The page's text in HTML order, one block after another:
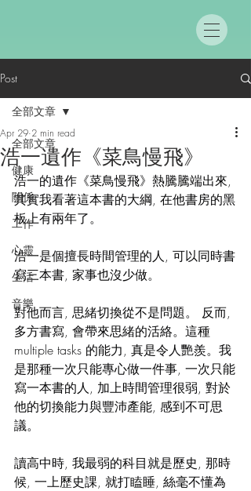
Post
全部文章
健康
關係
工作
心靈
生活
音樂
全部文章
浩一遺作《菜鳥慢飛》
Apr 29 2 min read
浩一的遺作《菜鳥慢飛》熱騰騰端出來,
其實我看著這本書的大綱, 在他書房的黑
板上有兩年了。
浩一是個擅長時間管理的人, 可以同時書
寫三本書, 家事也沒少做。
對他而言, 思緒切換從不是問題。 反而,
多方書寫, 會帶來思緒的活絡。這種
multiple tasks 的能力, 真是令人艷羨。我
是那種一次只能專心做一件事, 一次只能
寫一本書的人, 加上時間管理很弱, 對於
他的切換能力與豐沛產能, 感到不可思
議。
讀高中時, 我最弱的科目就是歷史, 那時
候, 一上歷史課, 就打瞌睡, 絲毫不懂為